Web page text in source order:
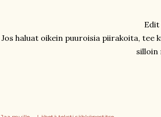
Edit
Jos haluat oikein puuroisia piirakoita, tee
silloin